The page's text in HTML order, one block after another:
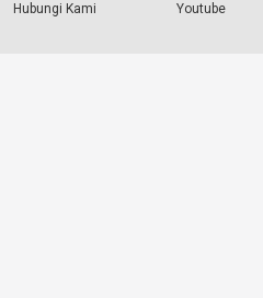
Hubungi Kami
Youtube